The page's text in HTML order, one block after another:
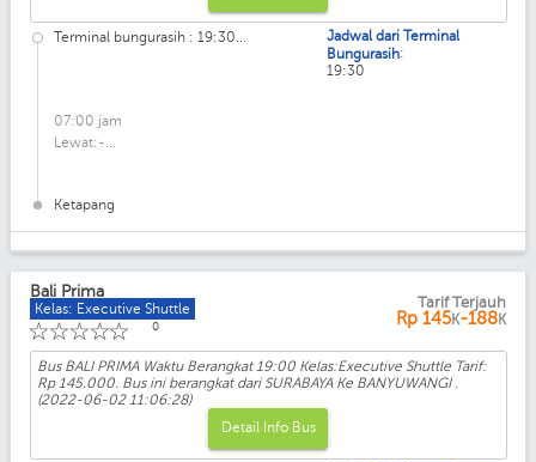
Terminal bungurasih : 19:30...
07:00 jam
Lewat:-...
Ketapang
Jadwal dari Terminal
Bungurasih:
19:30
Bali Prima
Kelas: Executive Shuttle
☆
☆
☆
☆
☆ 0
Tarif Terjauh
Rp 145K-188K
Bus BALI PRIMA Waktu Berangkat 19:00 Kelas:Executive Shuttle Tarif:
Rp 145.000. Bus ini berangkat dari SURABAYA Ke BANYUWANGI .
(2022-06-02 11:06:28)
Detail Info Bus